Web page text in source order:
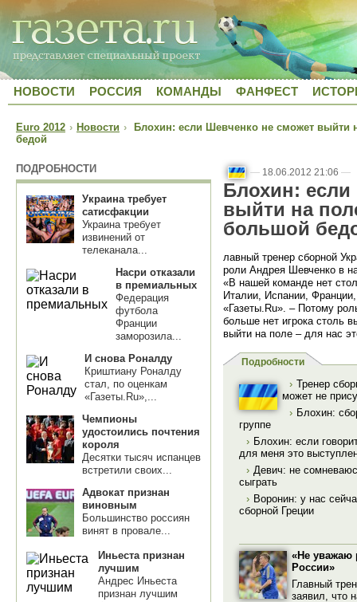
НОВОСТИ РОССИЯ КОМАНДЫ ФАНФЕСТ
Euro 2012 › Новости › Блохин: если Шевченко не сможет выйти
бедой
ПОДРОБНОСТИ
Украина требует
сатисфакции
Украина требует
извинений от
телеканала...
Насри отказали
в премиальных
Федерация
футбола
Франции
заморозила...
И снова Роналду
Криштиану Роналду
стал, по оценкам
«Газеты.Ru»,...
Чемпионы
удостоились почтения
короля
Десятки тысяч испанцев
встретили своих...
Адвокат признан
виновным
Большинство россиян
винят в провале...
Иньеста признан
лучшим
Андрес Иньеста
признан лучшим
— 18.06.2012 21:06 —
Блохин:
выйти на
большой
лавный тренер сборной
роли Андрея Шевченко в
«В нашей команде нет
Италии, Испании,
«Газеты.Ru». – Потому
больше нет игрока столь
выйти на поле – для нас
Подробности
› Тренер
может не
› Блохин:
группе
› Блохин: если
для меня это
› Девич: не
сыграть
› Воронин: у нас
сборной Греции
«Не уважаю
России»
Главный
заявил, что